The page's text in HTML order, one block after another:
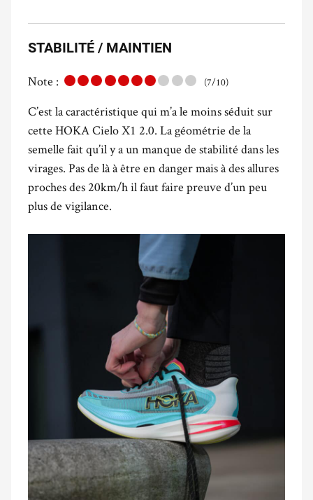
STABILITÉ / MAINTIEN
Note : (7/10)
C’est la caractéristique qui m’a le moins séduit sur
cette HOKA Cielo X1 2.0. La géométrie de la
semelle fait qu’il y a un manque de stabilité dans les
virages. Pas de là à être en danger mais à des allures
proches des 20km/h il faut faire preuve d’un peu
plus de vigilance.